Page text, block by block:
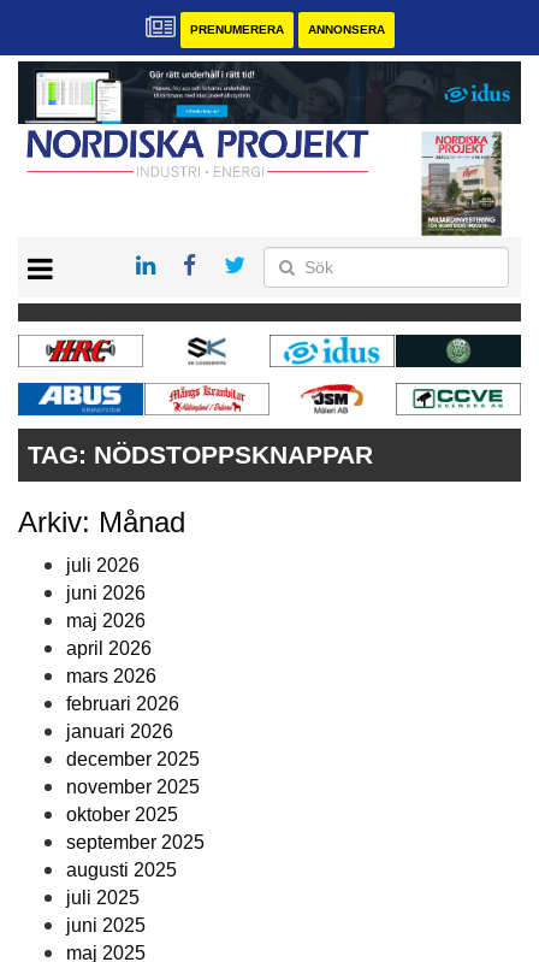
PRENUMERERA ANNONSERA
KONTAKT
VÅRA ANDRA MAGASIN
PRENUMERERA
ANNONSERA
TAG: NÖDSTOPPSKNAPPAR
Arkiv: Månad
juli 2026
juni 2026
maj 2026
april 2026
mars 2026
februari 2026
januari 2026
december 2025
november 2025
oktober 2025
september 2025
augusti 2025
juli 2025
juni 2025
maj 2025